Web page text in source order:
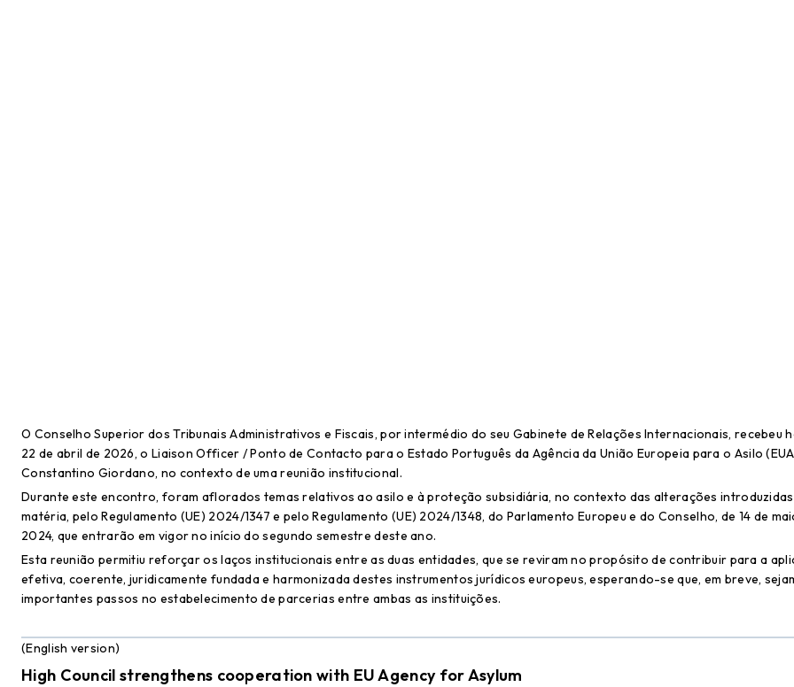
O Conselho Superior dos Tribunais Administrativos e Fiscais, por intermédio do seu Gabinete de Relações Internacionais, recebeu
22 de abril de 2026, o Liaison Officer / Ponto de Contacto para o Estado Português da Agência da União Europeia para o Asilo
Constantino Giordano, no contexto de uma reunião institucional.
Durante este encontro, foram aflorados temas relativos ao asilo e à proteção subsidiária, no contexto das alterações
matéria, pelo Regulamento (UE) 2024/1347 e pelo Regulamento (UE) 2024/1348, do Parlamento Europeu e do Conselho, de 14 de
2024, que entrarão em vigor no início do segundo semestre deste ano.
Esta reunião permitiu reforçar os laços institucionais entre as duas entidades, que se reviram no propósito de contribuir para a
efetiva, coerente, juridicamente fundada e harmonizada destes instrumentos jurídicos europeus, esperando-se que, em breve,
importantes passos no estabelecimento de parcerias entre ambas as instituições.
(English version)
High Council strengthens cooperation with EU Agency for Asylum